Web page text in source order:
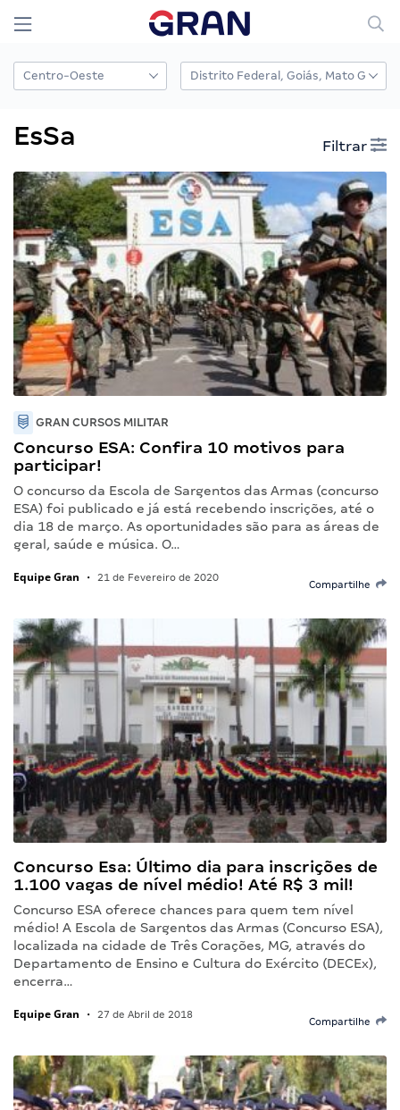
EsSa Filtrar
GRAN CURSOS MILITAR
Concurso ESA: Confira 10 motivos para
participar!
O concurso da Escola de Sargentos das Armas (concurso
ESA) foi publicado e já está recebendo inscrições, até o
dia 18 de março. As oportunidades são para as áreas de
geral, saúde e música. O…
Equipe Gran • 21 de Fevereiro de 2020
Compartilhe
Concurso Esa: Último dia para inscrições de
1.100 vagas de nível médio! Até R$ 3 mil!
Concurso ESA oferece chances para quem tem nível
médio! A Escola de Sargentos das Armas (Concurso ESA),
localizada na cidade de Três Corações, MG, através do
Departamento de Ensino e Cultura do Exército (DECEx),
encerra…
Equipe Gran • 27 de Abril de 2018
Compartilhe